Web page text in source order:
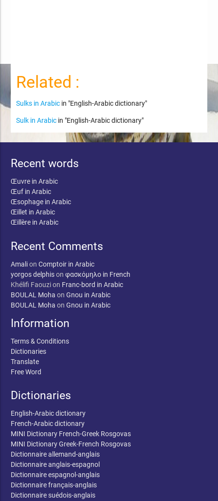
Related :
Sulks in Arabic in "English-Arabic dictionary"
Sulk in Arabic in "English-Arabic dictionary"
Recent words
Œuvre in Arabic
Œuf in Arabic
Œsophage in Arabic
Œillet in Arabic
Œillère in Arabic
Recent Comments
AmalionComptoir in Arabic
yorgos delphisonφασκόμηλο in French
Khélifi Faouzion Franc-bord in Arabic
BOULAL Moha onGnou in Arabic
BOULAL Moha onGnou in Arabic
Information
Terms & Conditions
Dictionaries
Translate
Free Word
Dictionaries
English-Arabic dictionary
French-Arabic dictionary
MINI Dictionary French-Greek Rosgovas
MINI Dictionary Greek-French Rosgovas
Dictionnaire allemand-anglais
Dictionnaire anglais-espagnol
Dictionnaire espagnol-anglais
Dictionnaire français-anglais
Dictionnaire suédois-anglais